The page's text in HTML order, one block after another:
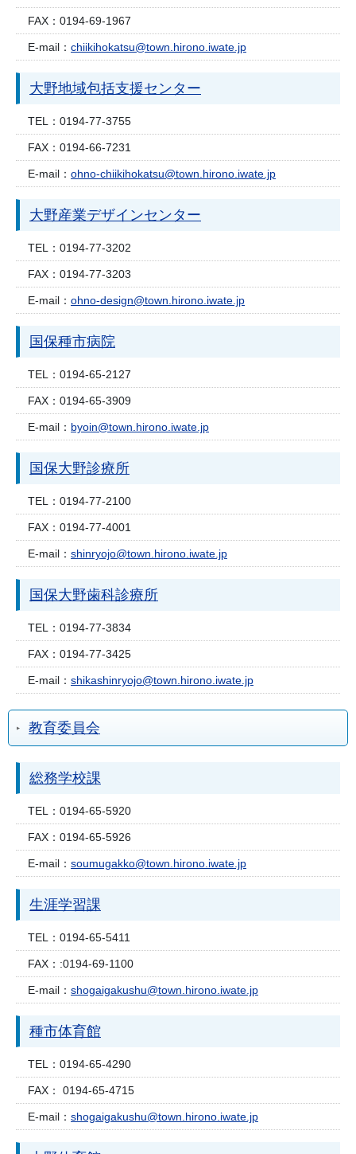
FAX： 0194-69-1967
E-mail： chiikihokatsu@town.hirono.iwate.jp
大野地域包括支援センター
TEL： 0194-77-3755
FAX： 0194-66-7231
E-mail： ohno-chiikihokatsu@town.hirono.iwate.jp
大野産業デザインセンター
TEL： 0194-77-3202
FAX： 0194-77-3203
E-mail： ohno-design@town.hirono.iwate.jp
国保種市病院
TEL： 0194-65-2127
FAX： 0194-65-3909
E-mail： byoin@town.hirono.iwate.jp
国保大野診療所
TEL： 0194-77-2100
FAX： 0194-77-4001
E-mail： shinryojo@town.hirono.iwate.jp
国保大野歯科診療所
TEL： 0194-77-3834
FAX： 0194-77-3425
E-mail： shikashinryojo@town.hirono.iwate.jp
教育委員会
総務学校課
TEL： 0194-65-5920
FAX： 0194-65-5926
E-mail： soumugakko@town.hirono.iwate.jp
生涯学習課
TEL： 0194-65-5411
FAX： :0194-69-1100
E-mail： shogaigakushu@town.hirono.iwate.jp
種市体育館
TEL： 0194-65-4290
FAX： 0194-65-4715
E-mail： shogaigakushu@town.hirono.iwate.jp